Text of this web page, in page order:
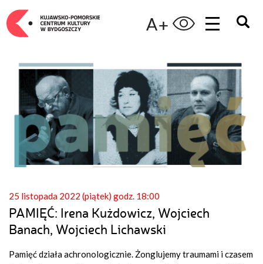
A+
25 listopada 2022 (piątek) godz. 18:00
PAMIĘĆ: Irena Kużdowicz, Wojciech
Banach, Wojciech Lichawski
Pamięć działa achronologicznie. Żonglujemy traumami i czasem